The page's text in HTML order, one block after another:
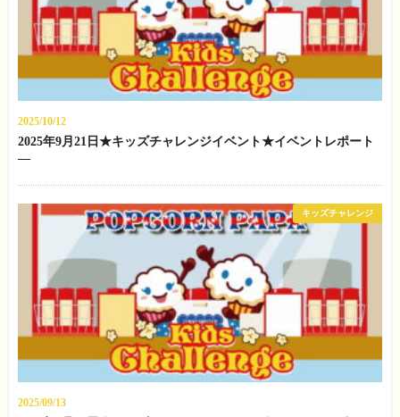
2025/10/12
2025年9月21日★キッズチャレンジイベント★イベントレポート
—
2025/09/13
キッズチャレンジ